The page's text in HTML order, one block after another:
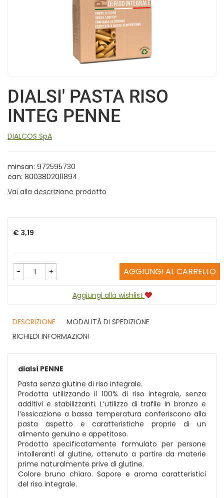
DIALSI' PASTA RISO
INTEG PENNE
DIALCOS SpA
minsan: 972595730
ean: 8003802011894
Vai alla descrizione prodotto
Prezzo
€ 3,19
- + AGGIUNGI AL CARRELLO
Aggiungi alla wishlist
DESCRIZIONE
MODALITÀ DI SPEDIZIONE
RICHIEDI INFORMAZIONI
dialsì PENNE
Pasta senza glutine di riso integrale.
Prodotta utilizzando il 100% di riso integrale, senza
additivi e stabilizzanti. L’utilizzo di trafile in bronzo e
l’essicazione a bassa temperatura conferiscono alla
pasta aspetto e caratteristiche proprie di un
alimento genuino e appetitoso.
Prodotto specificatamente formulato per persone
intolleranti al glutine, ottenuto a partire da materie
prime naturalmente prive di glutine.
Colore bruno chiaro. Sapore e aroma caratteristici
del riso integrale.